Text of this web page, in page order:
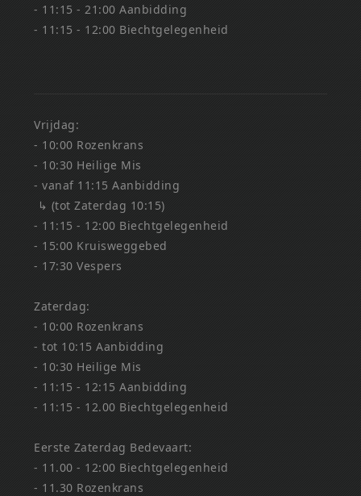
- 11:15 - 21:00 Aanbidding
- 11:15 - 12:00 Biechtgelegenheid
Vrijdag:
- 10:00 Rozenkrans
- 10:30 Heilige Mis
- vanaf 11:15 Aanbidding
↳ (tot Zaterdag 10:15)
- 11:15 - 12:00 Biechtgelegenheid
- 15:00 Kruisweggebed
- 17:30 Vespers
Zaterdag:
- 10:00 Rozenkrans
- tot 10:15 Aanbidding
- 10:30 Heilige Mis
- 11:15 - 12:15 Aanbidding
- 11:15 - 12.00 Biechtgelegenheid
Eerste Zaterdag Bedevaart:
- 11.00 - 12:00 Biechtgelegenheid
- 11.30 Rozenkrans